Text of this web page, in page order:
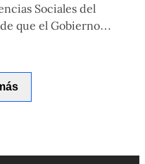
Sociales del
que el Gobierno
y de involucrar a la
nuestras
interactuar,